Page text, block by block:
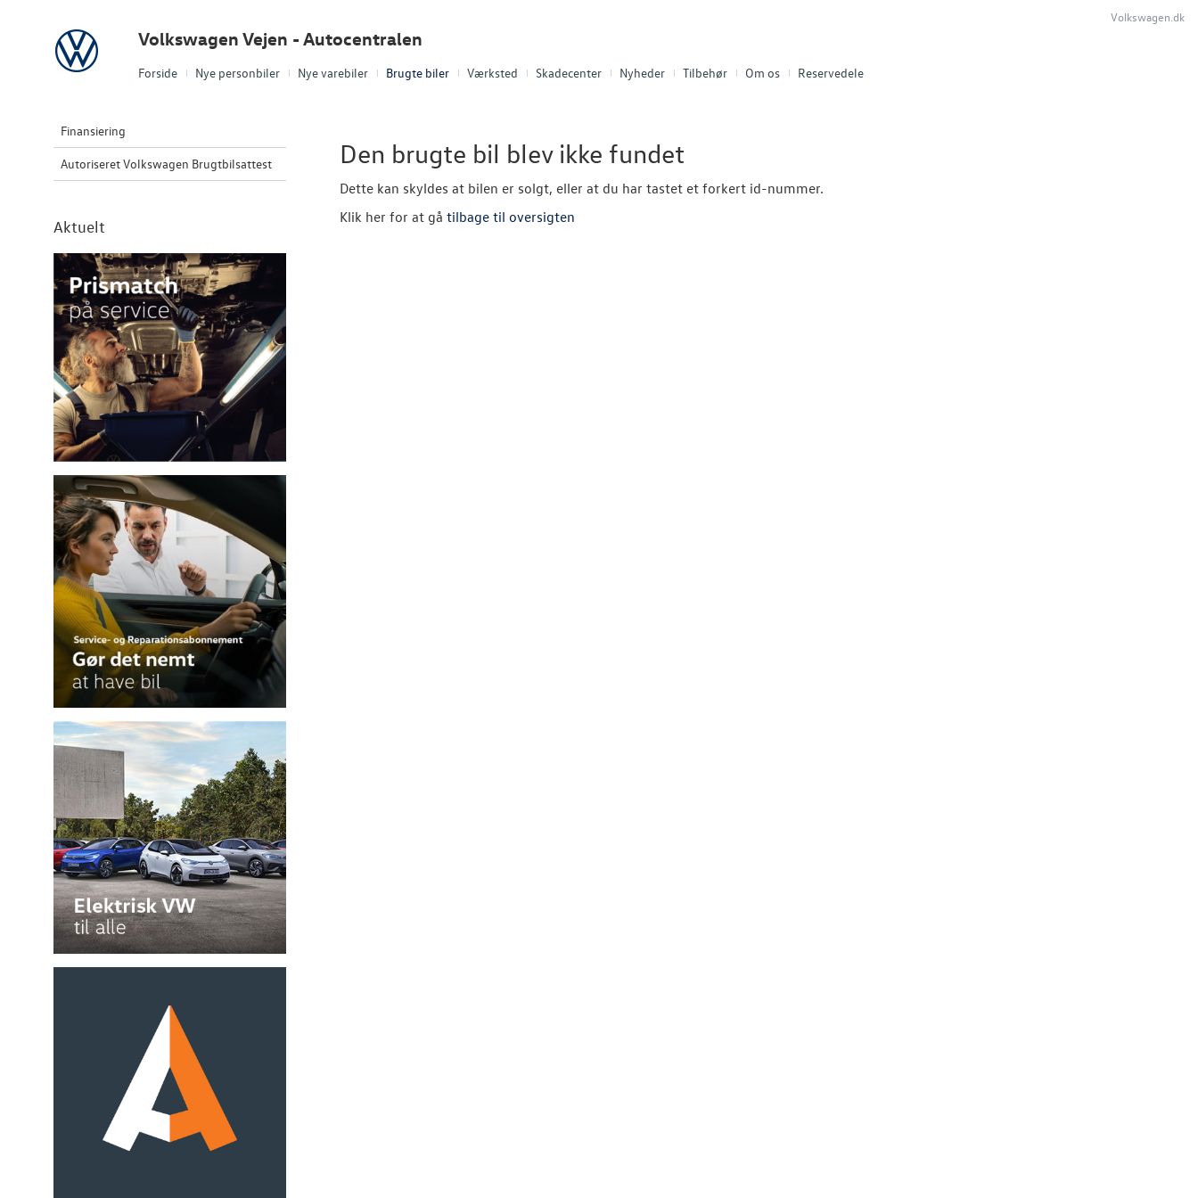
Forside Nye personbiler Nye varebiler Brugte biler Værksted Skadecenter Nyheder Tilbehør Om os Reservedele
Volkswagen Volkswagen Vejen - Autocentralen
Volkswagen.dk
Finansiering
Autoriseret Volkswagen Brugtbilsattest
Aktuelt
Den brugte bil blev ikke fundet
Dette kan skyldes at bilen er solgt, eller at du har tastet et forkert id-nummer.
Klik her for at gå tilbage til oversigten